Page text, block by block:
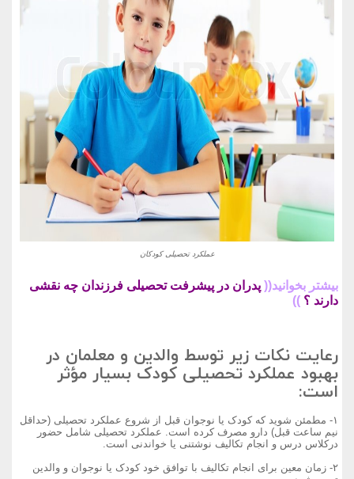
عملکرد تحصیلی کودکان
بیشتر بخوانید(( پدران در پیشرفت تحصیلی فرزندان چه نقشی
دارند ؟ ))
رعایت نکات زیر توسط والدین و معلمان در
بهبود عملکرد تحصیلی کودک بسیار مؤثر
است:
۱- مطمئن شوید که کودک یا نوجوان قبل از شروع عملکرد تحصیلی (حداقل
نیم ساعت قبل) دارو مصرف کرده است. عملکرد تحصیلی شامل حضور
درکلاس درس و انجام تکالیف نوشتنی یا خواندنی است.
۲- زمان معین برای انجام تکالیف با توافق خود کودک یا نوجوان و والدین